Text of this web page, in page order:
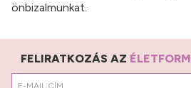
önbizalmunkat.
FELIRATKOZÁS AZ